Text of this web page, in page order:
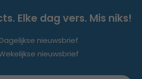
Elke dag vers. Mis niks!
Dagelijkse nieuwsbrief
nieuwsbrief